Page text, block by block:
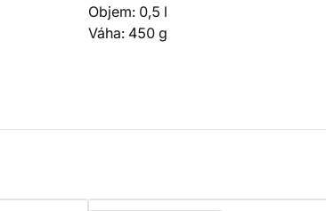
Objem: 0,5 l
Váha: 450 g